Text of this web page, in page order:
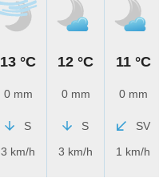
13 °C
0 mm
S
3 km/h
12 °C
0 mm
S
3 km/h
11 °C
0 mm
SV
1 km/h